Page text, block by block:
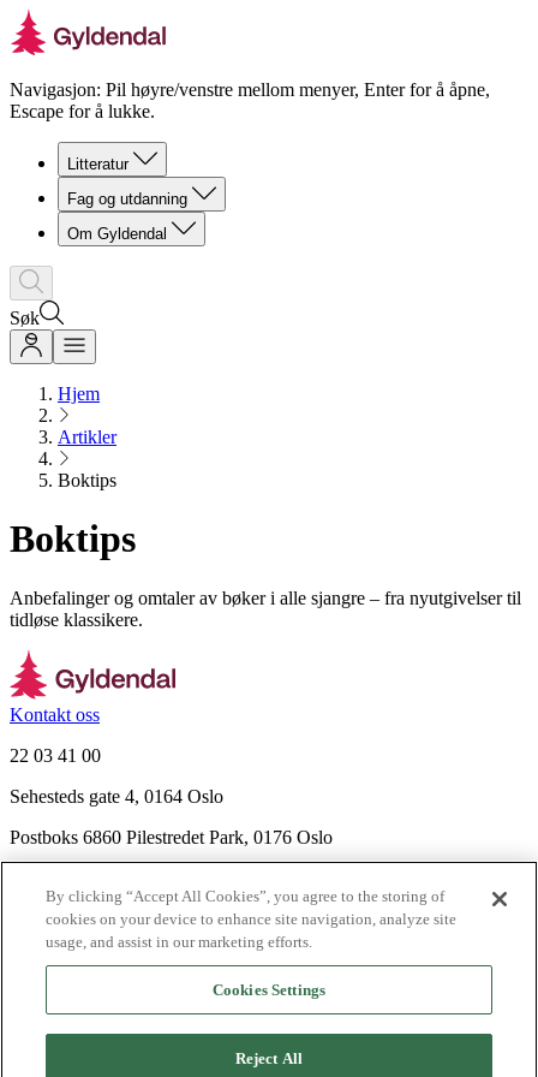
Navigasjon: Pil høyre/venstre mellom menyer, Enter for å åpne,
Escape for å lukke.
Litteratur
Fag og utdanning
Om Gyldendal
Søk
Hjem
Artikler
Boktips
Boktips
Anbefalinger og omtaler av bøker i alle sjangre – fra nyutgivelser til
tidløse klassikere.
Kontakt oss
22 03 41 00
Sehesteds gate 4, 0164 Oslo
Postboks 6860 Pilestredet Park, 0176 Oslo
Nyhetsbrev
Ledige stillinger
Send inn manus
By clicking “Accept All Cookies”, you agree to the storing of
cookies on your device to enhance site navigation, analyze site
usage, and assist in our marketing efforts.
Cookies Settings
Reject All